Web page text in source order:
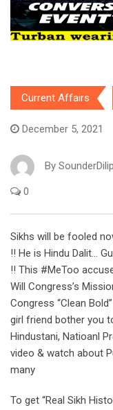
Current Affairs
December 5, 2021
By
0
Sikhs will be fooled
!! He is Hindu Dalit…
!! This #MeToo
Will Congress’s
Congress “Clean
girl friend bother you
Hindustani, Natioanl
video & watch about
many
To get “Real Sikh